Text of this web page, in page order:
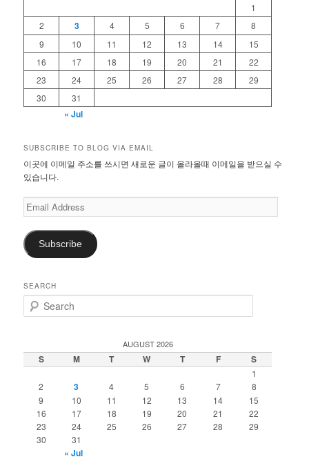
1
2
3 4 5 6 7
8
9
10 11 12 13 14
15
16
17 18 19 20 21
22
23
24 25 26 27 28
29
30
31
« Jul
SUBSCRIBE TO BLOG VIA EMAIL
이곳에 이메일 주소를 쓰시면 새로운 글이 올라올때 이메일을 받으실 수
있습니다.
Email
Address
Subscribe
SEARCH
e
c
h
AUGUST 2026
S M T W T F S
1
2
3 4 5 6 7
8
9
10 11 12 13 14
15
16
17 18 19 20 21
22
23
24 25 26 27 28
29
30
31
« Jul